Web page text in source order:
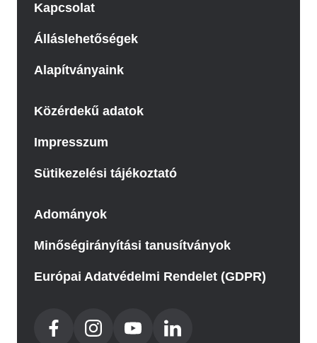
Kapcsolat
Álláslehetőségek
Alapítványaink
Közérdekű adatok
Impresszum
Sütikezelési tájékoztató
Adományok
Minőségirányítási tanusítványok
Európai Adatvédelmi Rendelet (GDPR)